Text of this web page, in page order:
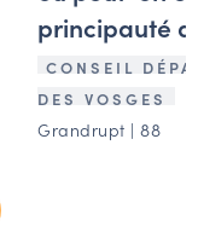
principauté
CONSEIL
DES VOSGES
Grandrupt | 88